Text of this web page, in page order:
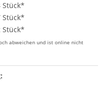
Stück*
Stück*
Stück*
abweichen und ist online nicht